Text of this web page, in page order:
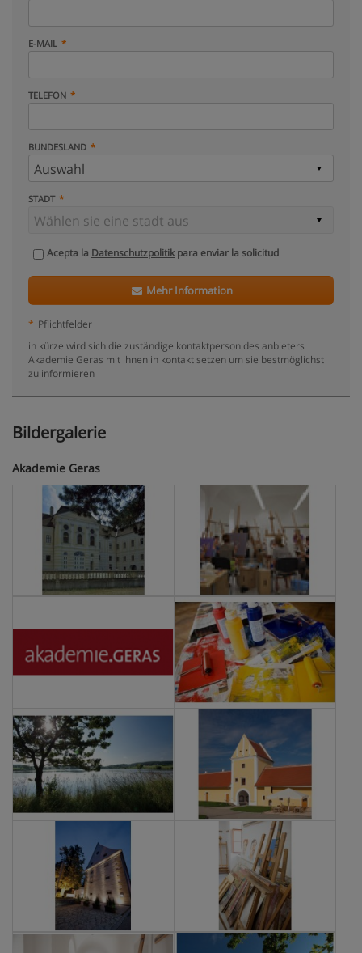
E-MAIL
TELEFON
BUNDESLAND
STADT
Acepta la Datenschutzpolitikpara enviar la solicitud
Mehr Information
* Pflichtfelder
in kürze wird sich die zuständige kontaktperson des anbieters
Akademie Geras mit ihnen in kontakt setzen um sie bestmöglichst
zu informieren
Bildergalerie
Akademie Geras